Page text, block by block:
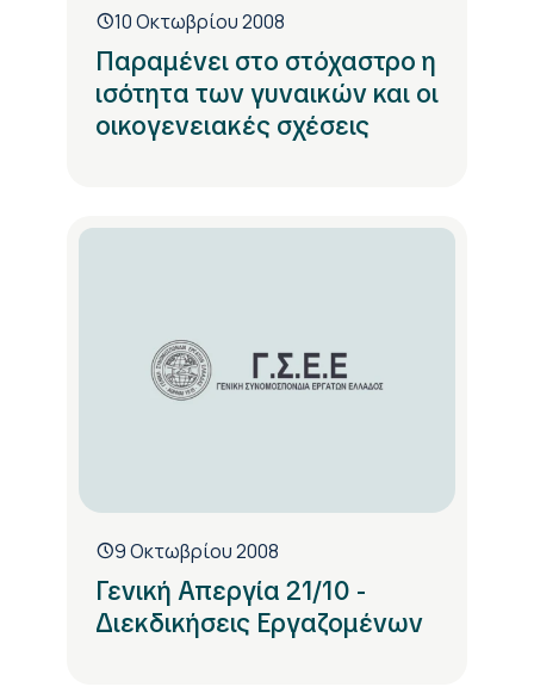
10 Οκτωβρίου 2008
Παραμένει στο στόχαστρο η
ισότητα των γυναικών και οι
οικογενειακές σχέσεις
9 Οκτωβρίου 2008
Γενική Απεργία 21/10 -
Διεκδικήσεις Εργαζομένων